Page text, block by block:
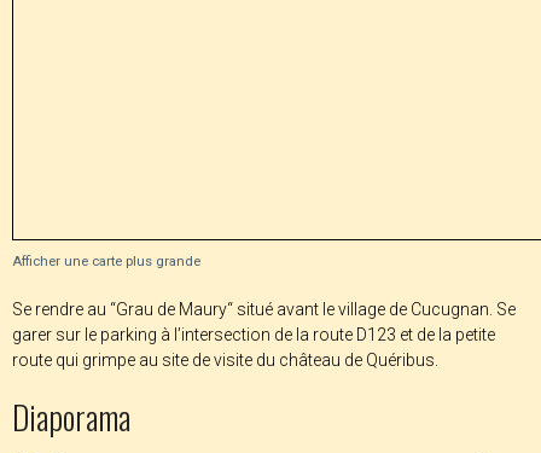
Afficher une carte plus grande
Se rendre au “Grau de Maury“ situé avant le village de Cucugnan. Se
garer sur le parking à l’intersection de la route D123 et de la petite
route qui grimpe au site de visite du château de Quéribus.
Diaporama